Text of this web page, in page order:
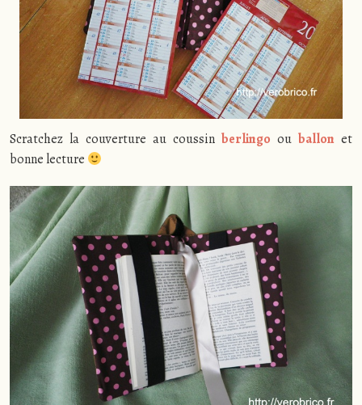
Scratchez la couverture au coussin berlingo ou ballon et
bonne lecture